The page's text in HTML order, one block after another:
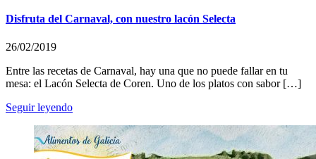
Disfruta del Carnaval, con nuestro lacón Selecta
26/02/2019
Entre las recetas de Carnaval, hay una que no puede fallar en tu
mesa: el Lacón Selecta de Coren. Uno de los platos con sabor […]
Seguir leyendo